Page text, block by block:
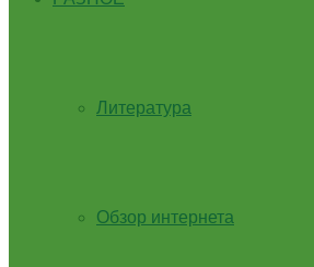
Литература
Обзор интернета